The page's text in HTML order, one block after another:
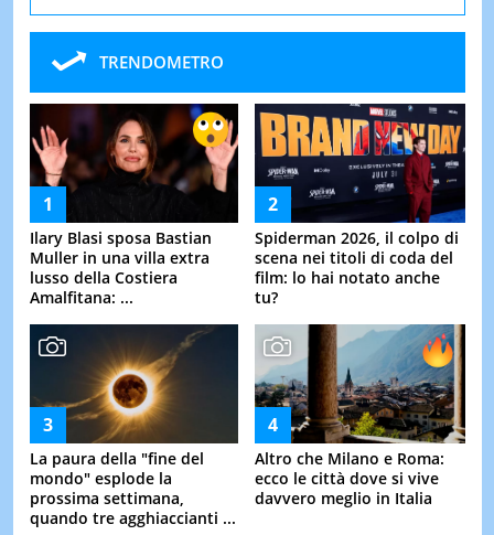
TRENDOMETRO
Ilary Blasi sposa Bastian
Muller in una villa extra
lusso della Costiera
Amalfitana: ...
Spiderman 2026, il colpo di
scena nei titoli di coda del
film: lo hai notato anche
tu?
La paura della "fine del
mondo" esplode la
prossima settimana,
quando tre agghiaccianti ...
Altro che Milano e Roma:
ecco le città dove si vive
davvero meglio in Italia